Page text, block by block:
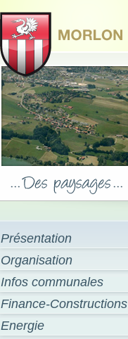
Présentation
Organisation
Infos communales
Finance-Constructions
Energie